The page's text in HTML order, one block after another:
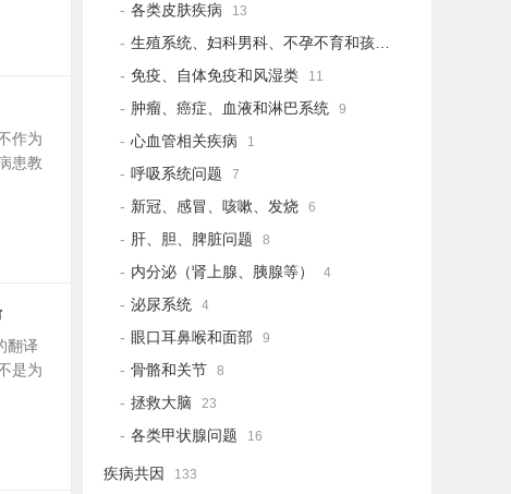
作为
患教
翻译
是为
各类皮肤疾病 13
生殖系统、妇科男科、不孕不育和孩子健康
免疫、自体免疫和风湿类 11
肿瘤、癌症、血液和淋巴系统 9
心血管相关疾病 1
呼吸系统问题 7
新冠、感冒、咳嗽、发烧 6
肝、胆、脾脏问题 8
内分泌（肾上腺、胰腺等） 4
泌尿系统 4
眼口耳鼻喉和面部 9
骨骼和关节 8
拯救大脑 23
各类甲状腺问题 16
疾病共因 133